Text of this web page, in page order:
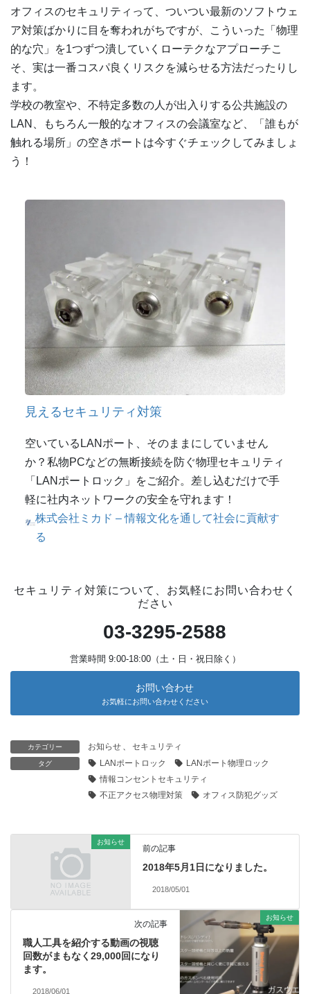
オフィスのセキュリティって、ついつい最新のソフトウェ
ア対策ばかりに目を奪われがちですが、こういった「物理
的な穴」を1つずつ潰していくローテクなアプローチこ
そ、実は一番コスパ良くリスクを減らせる方法だったりし
ます。
学校の教室や、不特定多数の人が出入りする公共施設の
LAN、もちろん一般的なオフィスの会議室など、「誰もが
触れる場所」の空きポートは今すぐチェックしてみましょ
う！
見えるセキュリティ対策
空いているLANポート、そのままにしていません
か？私物PCなどの無断接続を防ぐ物理セキュリティ
「LANポートロック」をご紹介。差し込むだけで手
軽に社内ネットワークの安全を守れます！
株式会社ミカド – 情報文化を通して社会に貢献す
る
セキュリティ対策について、お気軽にお問い合わせく
ださい
03-3295-2588
営業時間 9:00-18:00（土・日・祝日除く）
お問い合わせ
お気軽にお問い合わせください
カテゴリー お知らせ 、 セキュリティ
タグ LANポートロック
LANポート物理ロック
情報コンセントセキュリティ
不正アクセス物理対策
オフィス防犯グッズ
お知らせ
前の記事
2018年5月1日になりました。
2018/05/01
お知らせ
次の記事
職人工具を紹介する動画の視聴
回数がまもなく29,000回になり
ます。
2018/06/01